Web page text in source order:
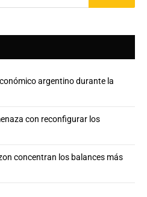
argentino durante la
con reconfigurar los
concentran los balances más